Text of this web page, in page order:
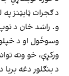
د ګجرات ټایټنز
و. راشد خان د
وسوځول او د خپلو
ورکړې، خو ونه
د بنګلور دغه بریا